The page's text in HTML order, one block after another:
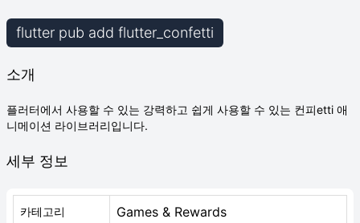
flutter pub add flutter_confetti
소개
플러터에서 사용할 수 있는 강력하고 쉽게 사용할 수 있는 컨피etti 애
니메이션 라이브러리입니다.
세부 정보
카테고리 Games & Rewards